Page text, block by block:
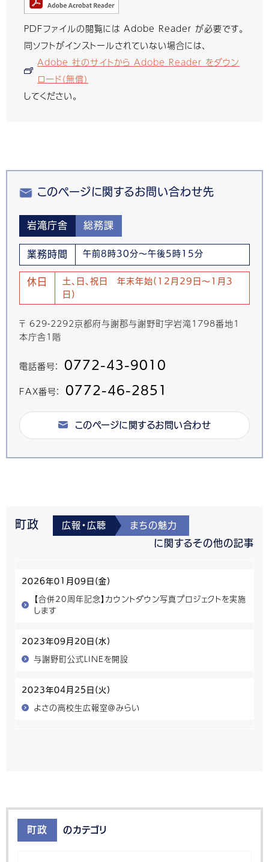
PDFファイルの閲覧には Adobe Reader が必要です。
同ソフトがインストールされていない場合には、
Adobe 社のサイトから Adobe Reader をダウン
ロード（無償）
してください。
このページに関するお問い合わせ先
岩滝庁舎 総務課
業務時間 午前8時30分～午後5時15分
休日
土、日、祝日 年末年始(12月29日～1月3
日)
〒 629-2292京都府与謝郡与謝野町字岩滝1798番地1
本庁舎1階
電話番号： 0772-43-9010
FAX番号： 0772-46-2851
このページに関するお問い合わせ
町政 広報・広聴 まちの魅力
に関するその他の記事
2026年01月09日(金)
【合併20周年記念】カウントダウン写真プロジェクトを実施
します
2023年09月20日(水)
与謝野町公式LINEを開設
2023年04月25日(火)
よさの高校生広報室＠みらい
町政 のカテゴリ